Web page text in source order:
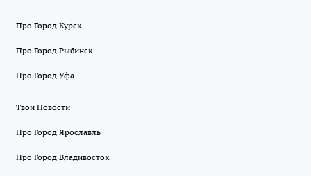
Про Город Курск
Про Город Рыбинск
Про Город Уфа
Твои Новости
Про Город Ярославль
Про Город Владивосток